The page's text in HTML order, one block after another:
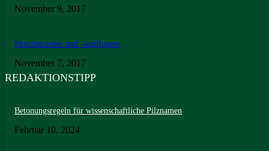
November 9, 2017
Morchelzieher und -antiflupper
November 7, 2017
REDAKTIONSTIPP
Betonungsregeln für wissenschaftliche Pilznamen
Februar 10, 2024